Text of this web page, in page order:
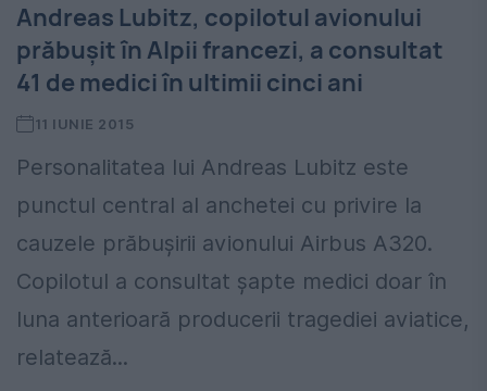
Andreas Lubitz, copilotul avionului
prăbuşit în Alpii francezi, a consultat
41 de medici în ultimii cinci ani
11 IUNIE 2015
Personalitatea lui Andreas Lubitz este
punctul central al anchetei cu privire la
cauzele prăbuşirii avionului Airbus A320.
Copilotul a consultat şapte medici doar în
luna anterioară producerii tragediei aviatice,
relatează...